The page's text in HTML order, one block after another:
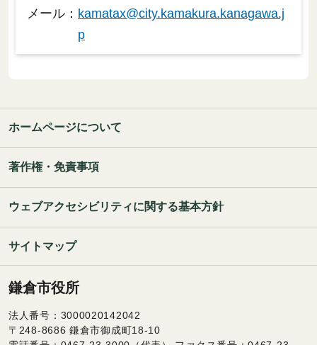
メール： kamatax@city.kamakura.kanagawa.j
p
ホームページについて
著作権・免責事項
ウェブアクセシビリティに関する基本方針
サイトマップ
鎌倉市役所
法人番号：3000020142042
〒248-8686 鎌倉市御成町18-10